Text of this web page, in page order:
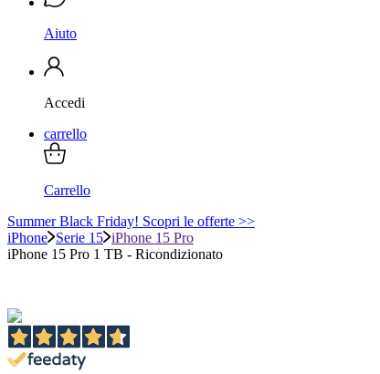
Aiuto
Accedi
carrello
Carrello
Summer Black Friday! Scopri le offerte >>
iPhone Serie 15 iPhone 15 Pro
iPhone 15 Pro 1 TB - Ricondizionato